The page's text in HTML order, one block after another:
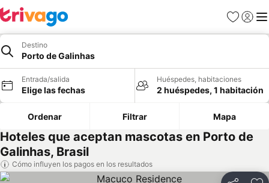
Favoritos
Iniciar
Destino
Porto de Galinhas
Entrada/salida
Elige las fechas
Huéspedes, habitaciones
2 huéspedes, 1 habitación
Ordenar Filtrar Mapa
Hoteles que aceptan mascotas en Porto de
Galinhas, Brasil
Cómo influyen los pagos en los resultados